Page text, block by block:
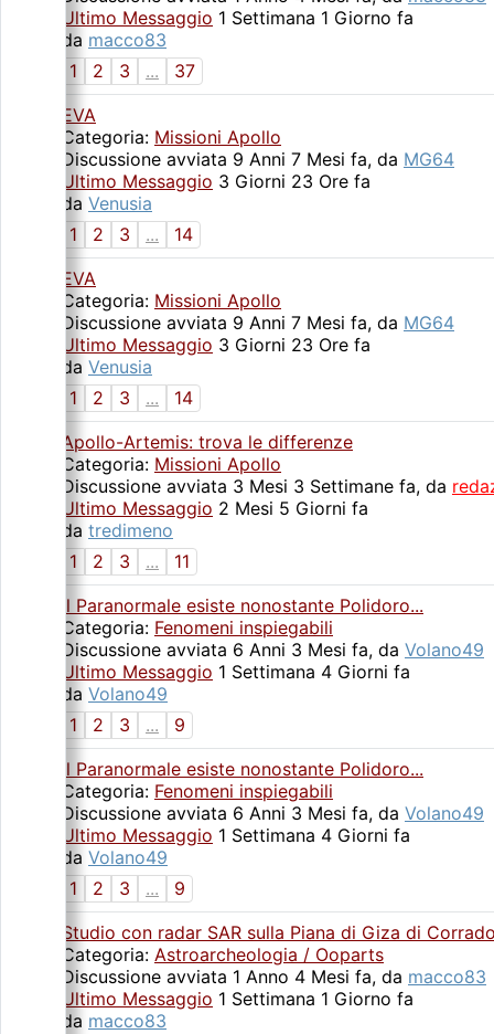
Ultimo Messaggio 1 Settimana 1 Giorno fa
da macco83
1
2 3 ...
37
EVA
Categoria: Missioni Apollo
Discussione avviata 9 Anni 7 Mesi fa, da MG64
Ultimo Messaggio 3 Giorni 23 Ore fa
da Venusia
1
2 3 ...
14
EVA
Categoria: Missioni Apollo
Discussione avviata 9 Anni 7 Mesi fa, da MG64
Ultimo Messaggio 3 Giorni 23 Ore fa
da Venusia
1
2 3 ...
14
Apollo-Artemis: trova le differenze
Categoria: Missioni Apollo
Discussione avviata 3 Mesi 3 Settimane fa, da
Ultimo Messaggio 2 Mesi 5 Giorni fa
da tredimeno
1
2 3 ...
11
Il Paranormale esiste nonostante Polidoro...
Categoria: Fenomeni inspiegabili
Discussione avviata 6 Anni 3 Mesi fa, da Volano49
Ultimo Messaggio 1 Settimana 4 Giorni fa
da Volano49
1
2 3 ...
9
Il Paranormale esiste nonostante Polidoro...
Categoria: Fenomeni inspiegabili
Discussione avviata 6 Anni 3 Mesi fa, da Volano49
Ultimo Messaggio 1 Settimana 4 Giorni fa
da Volano49
1
2 3 ...
9
Studio con radar SAR sulla Piana di Giza di
Categoria: Astroarcheologia / Ooparts
Discussione avviata 1 Anno 4 Mesi fa, da macco83
Ultimo Messaggio 1 Settimana 1 Giorno fa
da macco83